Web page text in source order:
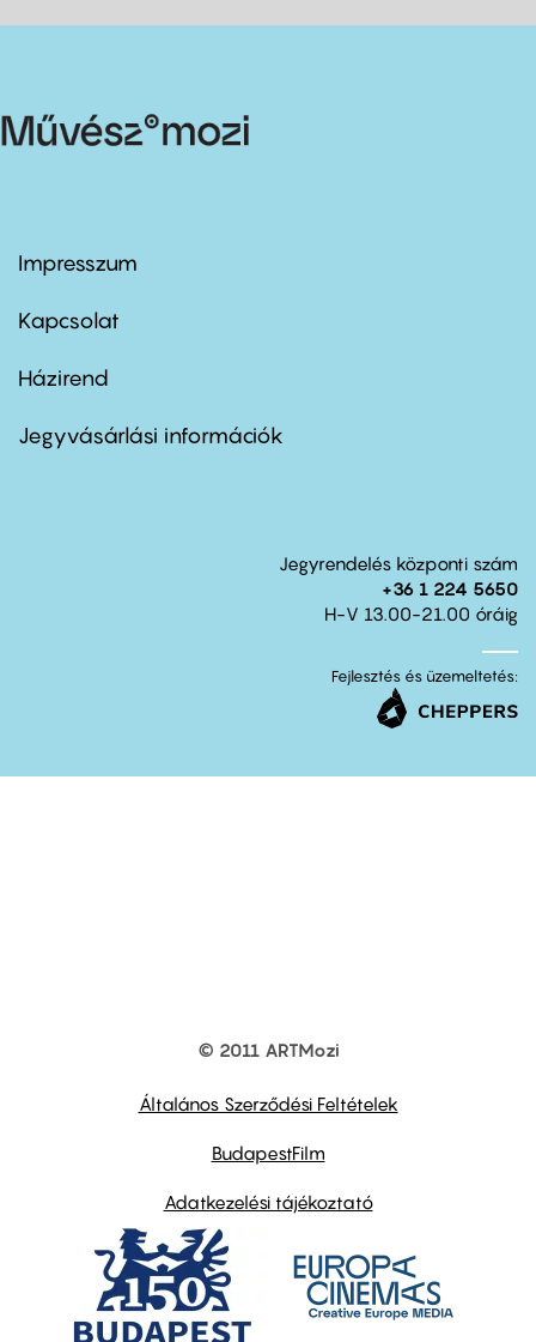
Footer
first
Impresszum
Kapcsolat
Footer
second
Házirend
Jegyvásárlási információk
Jegyrendelés központi szám
+36 1 224 5650
H-V 13.00-21.00 óráig
Fejlesztés és üzemeltetés:
© 2011 ARTMozi
Általános Szerződési Feltételek
BudapestFilm
Adatkezelési tájékoztató